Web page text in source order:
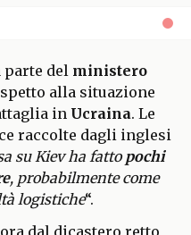
parte del ministero
alla situazione
in Ucraina. Le
raccolte dagli inglesi
su Kiev ha fattopochi
, probabilmente come
logistiche“.